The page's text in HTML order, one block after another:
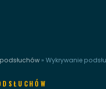
» Wykrywanie